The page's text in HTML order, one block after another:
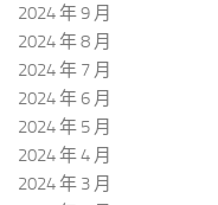
2024 年 9 月
2024 年 8 月
2024 年 7 月
2024 年 6 月
2024 年 5 月
2024 年 4 月
2024 年 3 月